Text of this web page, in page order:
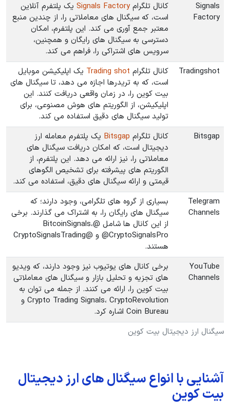
سیگنال ارز دیجیتال بیت کوین
Signals
Factory
کانال تلگرامSignals Factory یک پلتفرم آنلاین
است، که سیگنال های معاملاتی را، از چندین منبع
معتبر جمع آوری می کند. این پلتفرم، امکان
دسترسی به سیگنال های رایگان و همچنین،
سرویس های اشتراکی را، فراهم می کند.
Tradingshot
کانال تلگرام Trading shot یک اپلیکیشن موبایل
است، که به تریدرها اجازه می دهد، تا سیگنال های
بیت کوین را، در زمان واقعی دریافت کنند. این
اپلیکیشن، از الگوریتم های هوش مصنوعی، برای
تولید سیگنال های دقیق استفاده می کند.
Bitsgap
کانال تلگرام Bitsgap یک پلتفرم معامله ارز
دیجیتال است، که امکان دریافت سیگنال های
معاملاتی را، نیز ارائه می دهد. این پلتفرم، از
الگوریتم های پیشرفته برای تشخیص الگوهای
قیمتی و ارائه سیگنال های دقیق، استفاده می کند.
Telegram
Channels
بسیاری از گروه های تلگرامی، وجود دارند؛ که
سیگنال های رایگان را، به اشتراک می گذارند. برخی
از این کانال ها شامل @BitcoinSignals،
@CryptoSignalsPro و @CryptoSignalsTrading
هستند.
YouTube
Channels
برخی کانال های یوتیوب نیز وجود دارند، که ویدیو
های تجزیه و تحلیل بازار و سیگنال های معاملاتی
بیت کوین را، ارائه می کنند. از جمله می توان به
Crypto Trading Signals، CryptoRevolution و
Coin Bureau اشاره کرد.
آشنایی با انواع سیگنال های ارز دیجیتال
بیت کوین